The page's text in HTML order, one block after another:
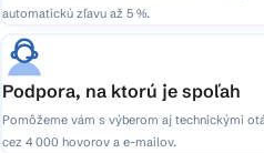
automatickú zľavu až 5 %.
Podpora, na ktorú je spoľah
Pomôžeme vám s výberom aj technickými
cez 4 000 hovorov a e-mailov.